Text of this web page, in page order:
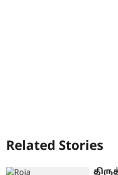
Related Stories